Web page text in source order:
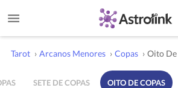
Tarot › Arcanos Menores › Copas › Oito De
SETE DE COPAS OITO DE COPAS